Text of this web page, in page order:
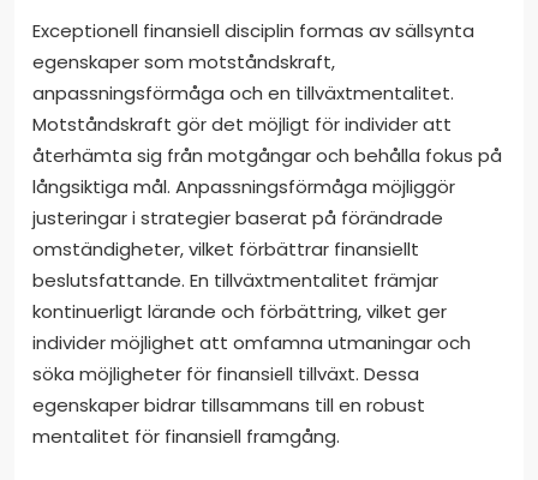
Exceptionell finansiell disciplin formas av sällsynta
egenskaper som motståndskraft,
anpassningsförmåga och en tillväxtmentalitet.
Motståndskraft gör det möjligt för individer att
återhämta sig från motgångar och behålla fokus på
långsiktiga mål. Anpassningsförmåga möjliggör
justeringar i strategier baserat på förändrade
omständigheter, vilket förbättrar finansiellt
beslutsfattande. En tillväxtmentalitet främjar
kontinuerligt lärande och förbättring, vilket ger
individer möjlighet att omfamna utmaningar och
söka möjligheter för finansiell tillväxt. Dessa
egenskaper bidrar tillsammans till en robust
mentalitet för finansiell framgång.